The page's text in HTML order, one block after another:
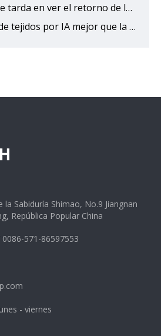
¿Cuánto tiempo se tarda en ver el retorno de la inversión (ROI) de la inspección de tejidos con IA?
¿Es la inspección de tejidos por IA mejor que la inspección manual tradicional?
la Sabiduría Shimao, No.9 Jiangnan
República Popular China
0086-571-86597553
- viernes